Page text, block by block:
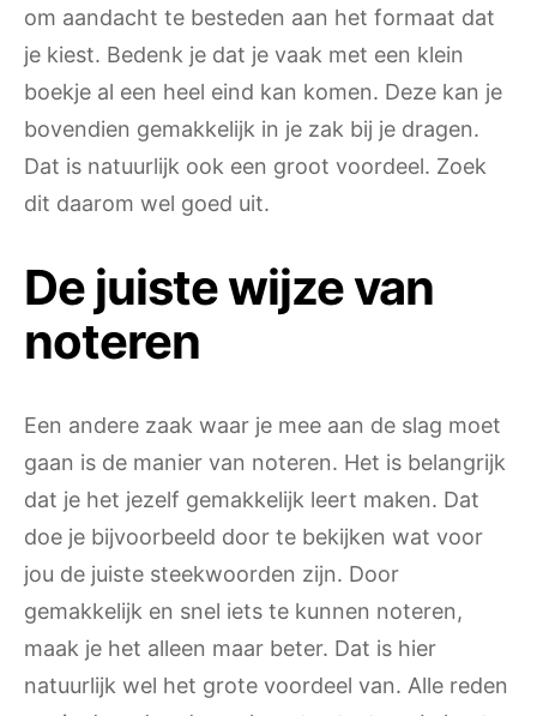
om aandacht te besteden aan het formaat dat
je kiest. Bedenk je dat je vaak met een klein
boekje al een heel eind kan komen. Deze kan je
bovendien gemakkelijk in je zak bij je dragen.
Dat is natuurlijk ook een groot voordeel. Zoek
dit daarom wel goed uit.
De juiste wijze van
noteren
Een andere zaak waar je mee aan de slag moet
gaan is de manier van noteren. Het is belangrijk
dat je het jezelf gemakkelijk leert maken. Dat
doe je bijvoorbeeld door te bekijken wat voor
jou de juiste steekwoorden zijn. Door
gemakkelijk en snel iets te kunnen noteren,
maak je het alleen maar beter. Dat is hier
natuurlijk wel het grote voordeel van. Alle reden